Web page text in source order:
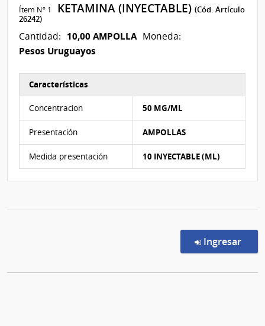
Ítem Nº 1 KETAMINA (INYECTABLE)(Cód. Artículo
26242)
Cantidad: 10,00 AMPOLLA Moneda:
Pesos Uruguayos
Características
Concentracion 50 MG/ML
Presentación AMPOLLAS
Medida presentación 10 INYECTABLE (ML)
Ingresar